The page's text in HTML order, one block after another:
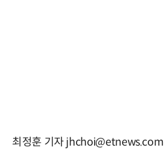
최정훈 기자 jhchoi@etnews.com